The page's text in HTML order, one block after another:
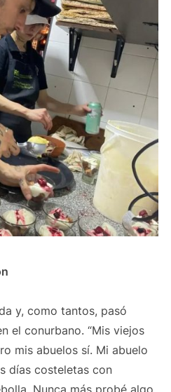
y, como tantos, pasó
el conurbano. “Mis viejos
mis abuelos sí. Mi abuelo
días costeletas con